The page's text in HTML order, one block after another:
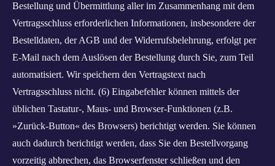
Bestellung und Übermittlung aller im Zusammenhang mit dem
Vertragsschluss erforderlichen Informationen, insbesondere der
Bestelldaten, der AGB und der Widerrufsbelehrung, erfolgt per
E‑Mail nach dem Auslösen der Bestellung durch Sie, zum Teil
automatisiert. Wir speichern den Vertragstext nach
Vertragsschluss nicht. (6) Eingabefehler können mittels der
üblichen Tastatur‑, Maus- und Browser-Funktionen (z.B.
»Zurück-Button« des Browsers) berichtigt werden. Sie können
auch dadurch berichtigt werden, dass Sie den Bestellvorgang
vorzeitig abbrechen, das Browserfenster schließen und den